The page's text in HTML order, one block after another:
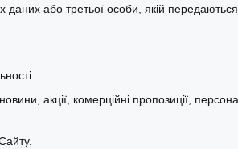
даних або третьої особи, якій
акції, комерційні пропозиції,